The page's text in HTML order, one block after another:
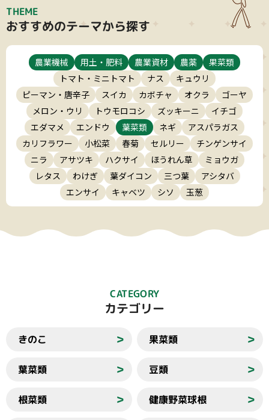
THEME
おすすめのテーマから探す
農業機械 用土・肥料 農業資材 農薬
果菜類
トマト・ミニトマト
ナス
キュウリ
ピーマン・唐辛子
スイカ カボチャ オクラ
ゴーヤ
メロン・ウリ
トウモロコシ ズッキーニ
イチゴ
エダマメ
エンドウ 葉菜類 ネギ
アスパラガス
カリフラワー
小松菜 春菊 セルリー
チンゲンサイ
ニラ
アサツキ ハクサイ ほうれん草
ミョウガ
レタス
わけぎ 葉ダイコン 三つ葉
アシタバ
エンサイ
キャベツ シソ 玉葱
CATEGORY
カテゴリー
きのこ ＞ 果菜類 ＞
葉菜類 ＞ 豆類 ＞
根菜類 ＞ 健康野菜球根 ＞